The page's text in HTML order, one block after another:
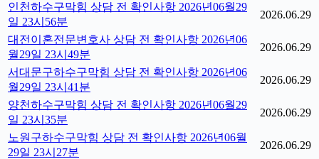
인천하수구막힘 상담 전 확인사항 2026년06월29
일 23시56분
2026.06.29
대전이혼전문변호사 상담 전 확인사항 2026년06
월29일 23시49분
2026.06.29
서대문구하수구막힘 상담 전 확인사항 2026년06
월29일 23시41분
2026.06.29
양천하수구막힘 상담 전 확인사항 2026년06월29
일 23시35분
2026.06.29
노원구하수구막힘 상담 전 확인사항 2026년06월
29일 23시27분
2026.06.29